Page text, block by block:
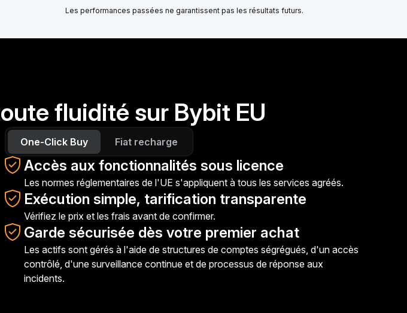
Les performances passées ne garantissent pas les résultats futurs.
fluidité sur Bybit EU
One-Click Buy Fiat recharge
Accès aux fonctionnalités sous licence
Les normes réglementaires de l'UE s'appliquent à tous les services agréés.
Exécution simple, tarification transparente
Vérifiez le prix et les frais avant de confirmer.
Garde sécurisée dès votre premier achat
Les actifs sont gérés à l'aide de structures de comptes ségrégués, d'un accès
contrôlé, d'une surveillance continue et de processus de réponse aux
incidents.